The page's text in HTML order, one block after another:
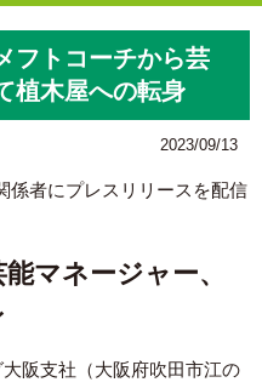
フトコーチから芸
植木屋への転身
2023/09/13
係者にプレスリリースを配信
マネージャー、
阪支社（大阪府吹田市江の